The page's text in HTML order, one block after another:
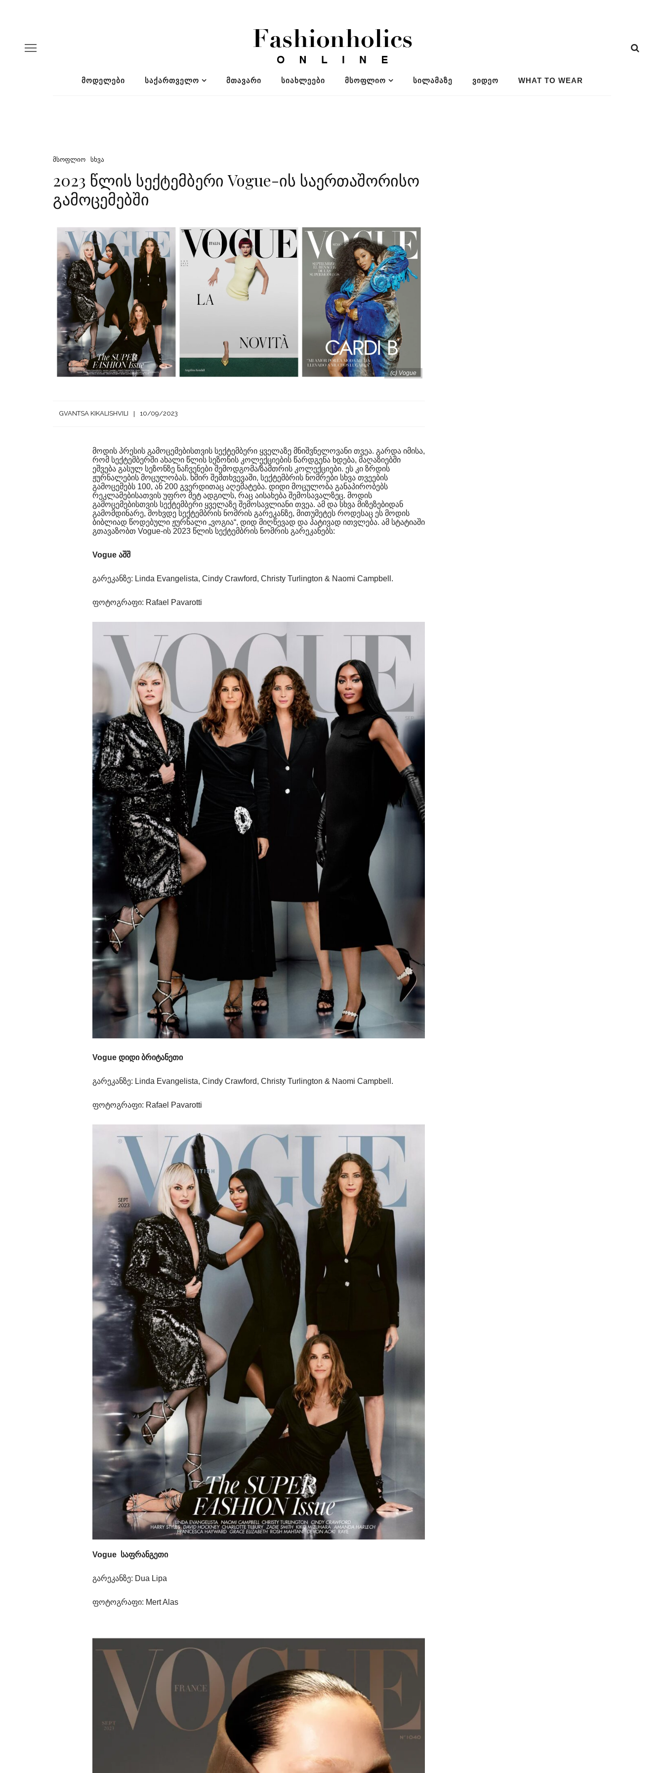
ᲛᲝᲓᲔᲚᲔᲑᲘ ᲡᲐᲥᲐᲠᲗᲕᲔᲚᲝ ᲛᲗᲐᲕᲐᲠᲘ ᲡᲘᲐᲮᲚᲔᲔᲑᲘ ᲛᲡᲝᲤᲚᲘᲝ ᲡᲘᲚᲐᲛᲐᲖᲔ ᲕᲘᲓᲔᲝ WHAT TO WEAR
ᲛᲡᲝᲤᲚᲘᲝ ᲡᲮᲕᲐ
2023 წლის სექტემბერი Vogue-ის საერთაშორისო
გამოცემებში
(c) Vogue
GVANTSA KIKALISHVILI 10/09/2023
მოდის პრესის გამოცემებისთვის სექტემბერი ყველაზე მნიშვნელოვანი თვეა. გარდა იმისა,
რომ სექტემბერში ახალი წლის სეზონის კოლექციების წარდგენა ხდება, მაღაზიებში
ეშვება გასულ სეზონზე ნაჩვენები შემოდგომა/ზამთრის კოლექციები. ეს კი ზრდის
ჟურნალების მოცულობას. ხშირ შემთხვევაში, სექტემბრის ნომრები სხვა თვეების
გამოცემებს 100, ან 200 გვერდითაც აღემატება. დიდი მოცულობა განაპირობებს
რეკლამებისათვის უფრო მეტ ადგილს, რაც აისახება შემოსავალზეც. მოდის
გამოცემებისთვის სექტემბერი ყველაზე შემოსავლიანი თვეა. ამ და სხვა მიზეზებიდან
გამომდინარე, მოხვდე სექტემბრის ნომრის გარეკანზე, მითუმეტეს როდესაც ეს მოდის
ბიბლიად წოდებული ჟურნალი „ვოგია“, დიდ მიღწევად და პატივად ითვლება. ამ სტატიაში
გთავაზობთ Vogue-ის 2023 წლის სექტემბრის ნომრის გარეკანებს:
Vogue აშშ
გარეკანზე: Linda Evangelista, Cindy Crawford, Christy Turlington & Naomi Campbell.
ფოტოგრაფი: Rafael Pavarotti
Vogue დიდი ბრიტანეთი
გარეკანზე: Linda Evangelista, Cindy Crawford, Christy Turlington & Naomi Campbell.
ფოტოგრაფი: Rafael Pavarotti
Vogue საფრანგეთი
გარეკანზე: Dua Lipa
ფოტოგრაფი: Mert Alas